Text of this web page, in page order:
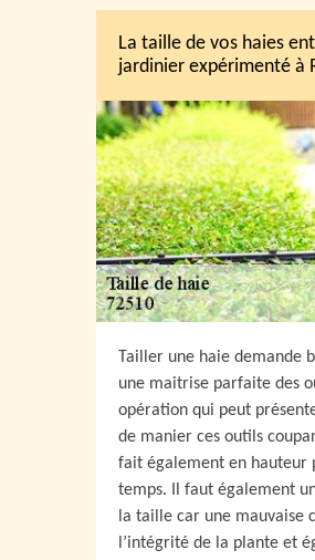
La taille de vos haies
jardinier expérimenté à
Tailler une haie demande
une maitrise parfaite des
opération qui peut
de manier ces outils
fait également en hauteur
temps. Il faut également
la taille car une mauvaise
l’intégrité de la plante et